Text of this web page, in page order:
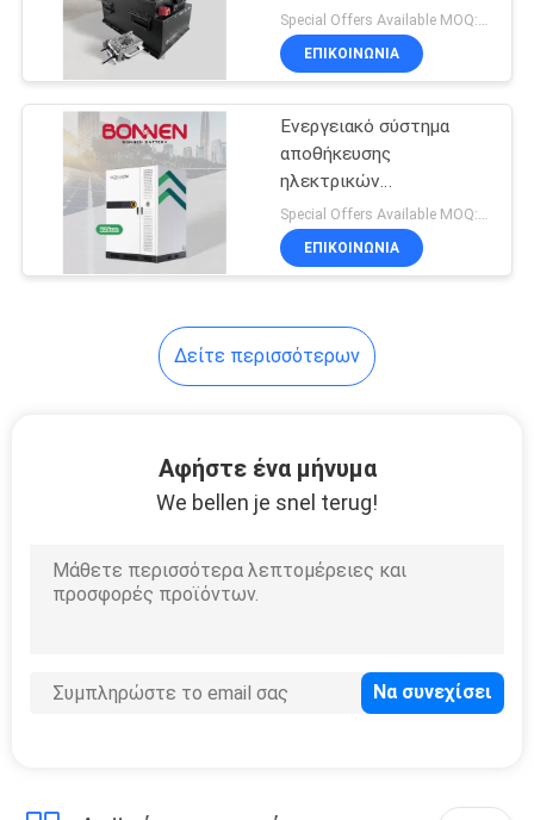
Η μπαταρία λιθίου
του σκούτερ
κινητικότητας
12V 24V μπαταρία
μπαταριών λίθιου
καρότσι γκολφ
Special Offers Available MOQ:2 μονάδες
ΕΠΙΚΟΙΝΩΝΊΑ
Ενεργειακό σύστημα
αποθήκευσης
ηλεκτρικών
συσσωρευτών LiFePo4
215Kwh Φωσφορικό
λίθιο σιδήρου
Special Offers Available MOQ:2 μονάδες
ΕΠΙΚΟΙΝΩΝΊΑ
Δείτε περισσότερων
Αφήστε ένα μήνυμα
We bellen je snel terug!